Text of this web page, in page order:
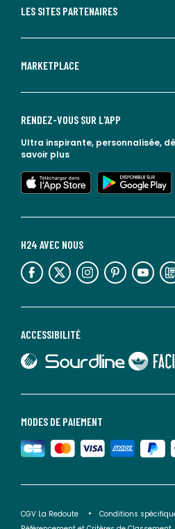
LES SITES PARTENAIRES
MARKETPLACE
MODES DE PAIEMENT
ACCESSIBILITÉ
lien vers Faciliti
H24 AVEC NOUS
lien vers l'espace réseaux sociaux lien vers l'espace réseaux sociaux lien vers l'espace réseaux sociaux lien vers l'espace réseaux sociaux lien vers l'espace réseaux sociaux lien vers le
RENDEZ-VOUS SUR L'APP
Ultra inspirante, personnalisée,
savoir plus
lien vers l'app store
lien vers google play
CGV La Redoute
Conditions